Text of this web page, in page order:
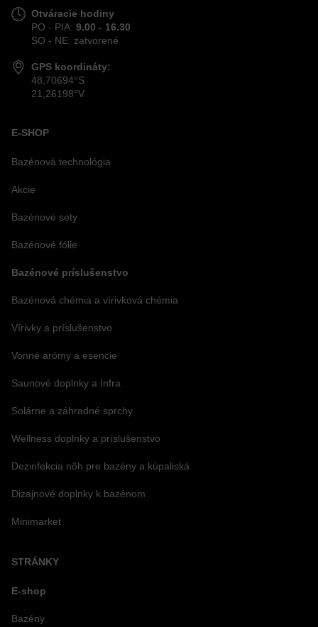
Otváracie hodiny
PO - PIA: 9.00 - 16.30
SO - NE: zatvorené
GPS koordináty:
48,70694°S
21,26198°V
E-SHOP
Bazénová technológia
Akcie
Bazénové sety
Bazénové fólie
Bazénové príslušenstvo
Bazénová chémia a vírivková chémia
Vírivky a príslušenstvo
Vonné arómy a esencie
Saunové doplnky a Infra
Solárne a záhradné sprchy
Wellness doplnky a príslušenstvo
Dezinfekcia nôh pre bazény a kúpaliská
Dizajnové doplnky k bazénom
Minimarket
STRÁNKY
E-shop
Bazény